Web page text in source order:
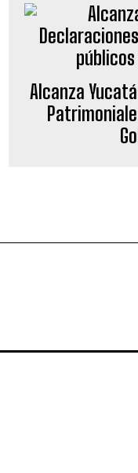
Alcanza